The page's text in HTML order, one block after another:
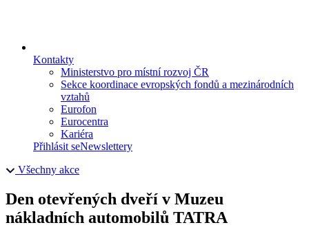
Kontakty
Ministerstvo pro místní rozvoj ČR
Sekce koordinace evropských fondů a mezinárodních
vztahů
Eurofon
Eurocentra
Kariéra
Přihlásit seNewslettery
Všechny akce
Den otevřených dveří v Muzeu
nákladních automobilů TATRA